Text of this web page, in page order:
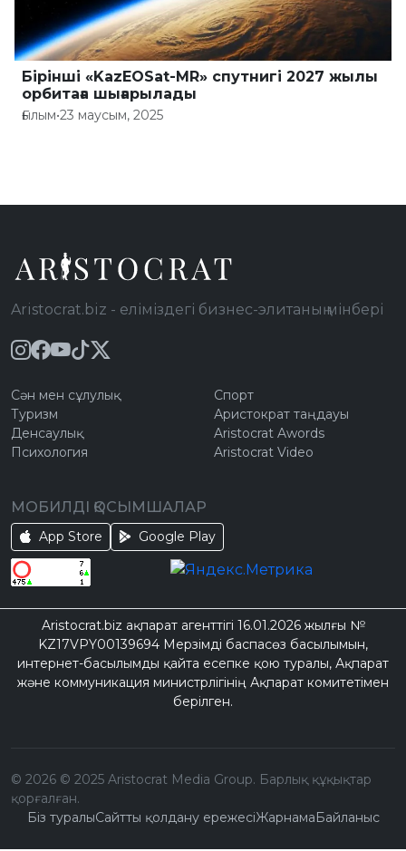
Бірінші «KazEOSat-MR» спутнигі 2027 жылы
орбитаға шығарылады
Ғылым•23 маусым, 2025
Aristocrat.biz - еліміздегі бизнес-элитаның мінбері
Сән мен сұлулық
Туризм
Денсаулық
Психология
Спорт
Аристократ таңдауы
Aristocrat Awords
Aristocrat Video
МОБИЛДІ ҚОСЫМШАЛАР
App Store Google Play
Aristocrat.biz ақпарат агенттігі 16.01.2026 жылғы №
KZ17VPY00139694 Мерзімді баспасөз басылымын,
интернет-басылымды қайта есепке қою туралы, Ақпарат
және коммуникация министрлігінің Ақпарат комитетімен
берілген.
© 2026 © 2025 Aristocrat Media Group. Барлық құқықтар
қорғалған.
Біз туралыСайтты қолдану ережесіЖарнамаБайланыс